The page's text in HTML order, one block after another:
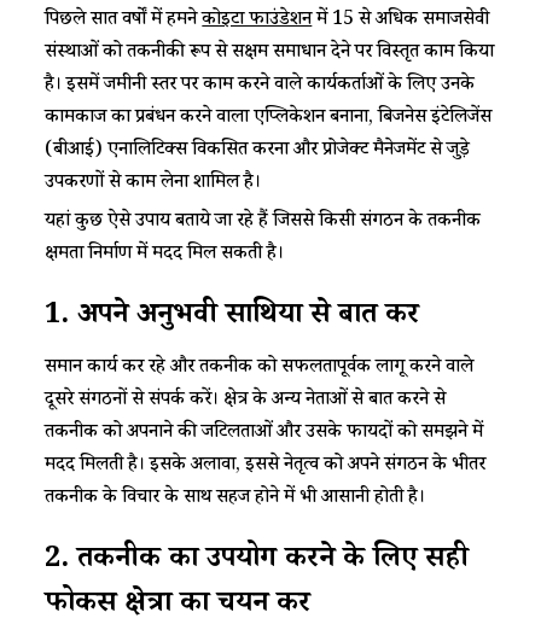
पिछले सात वर्षों में हमनेकोइटा फाउंडेशनमें 15 से अधिक समाजसेवी
संस्थाओं को तकनीकी रूप से सक्षम समाधान देने पर विस्तृत काम किया
है। इसमें जमीनी स्तर पर काम करने वाले कार्यकर्ताओं के लिए उनके
कामकाज का प्रबंधन करने वाला एप्लिकेशन बनाना, बिजनेस इंटेलिजेंस
(बीआई) एनालिटिक्स विकसित करना और प्रोजेक्ट मैनेजमेंट से जुड़े
उपकरणों से काम लेना शामिल है।
यहां कुछ ऐसे उपाय बताये जा रहे हैं जिससे किसी संगठन के तकनीक
क्षमता निर्माण में मदद मिल सकती है।
1. अपने अनुभवी साथियों से बात करें
समान कार्य कर रहे और तकनीक को सफलतापूर्वक लागू करने वाले
दूसरे संगठनों से संपर्क करें। क्षेत्र के अन्य नेताओं से बात करने से
तकनीक को अपनाने की जटिलताओं और उसके फायदों को समझने में
मदद मिलती है। इसके अलावा, इससे नेतृत्व को अपने संगठन के भीतर
तकनीक के विचार के साथ सहज होने में भी आसानी होती है।
2.तकनीक का उपयोग करने के लिए सही
फोकस क्षेत्रों का चयन करें